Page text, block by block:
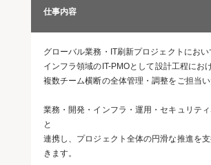
仕事内容
グローバル業務・IT刷新プロジェクトにおい
インフラ領域のIT-PMOとして設計工程にお
複数チーム横断の全体管理・調整をご担当い
業務・開発・インフラ・運用・セキュリテ
と
連携し、プロジェクト全体の円滑な推進を
きます。